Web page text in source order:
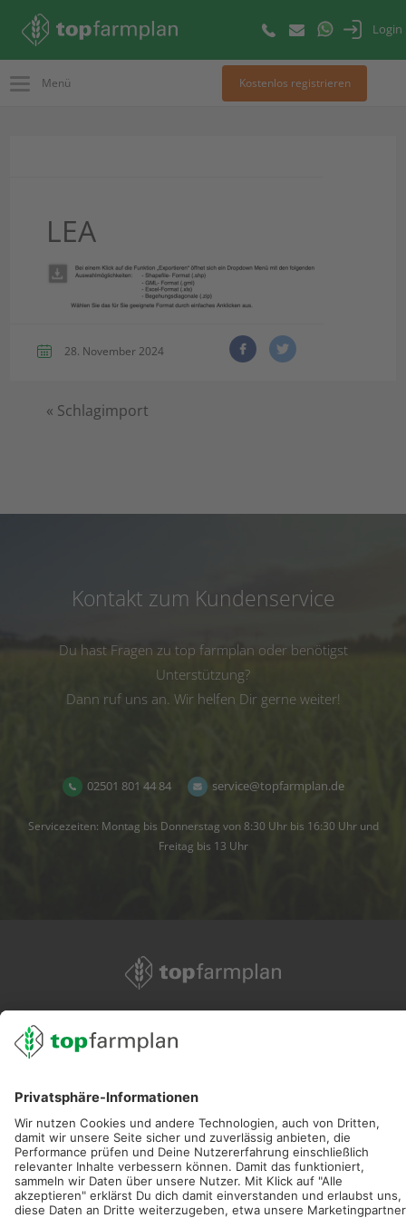
Login
Menü Kostenlos registrieren
LEA
28. November 2024
« Schlagimport
Kontakt zum Kundenservice
Du hast Fragen zu top farmplan oder benötigst
Unterstützung?
Dann ruf uns an. Wir helfen Dir gerne weiter!
02501 801 44 84 service@topfarmplan.de
Servicezeiten: Montag bis Donnerstag von 8:30 Uhr bis 16:30 Uhr und
Freitag bis 13 Uhr
service@topfarmplan.de
Neue Features, spannende Tipps und hilfreiche Anleitungen!